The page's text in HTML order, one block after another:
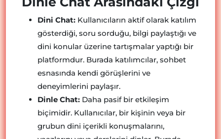
Dini Chat: Kullanıcıların aktif olarak katılım
gösterdiği, soru sorduğu, bilgi paylaştığı ve
dini konular üzerine tartışmalar yaptığı bir
platformdur. Burada katılımcılar, sohbet
esnasında kendi görüşlerini ve
deneyimlerini paylaşır.
Dinle Chat: Daha pasif bir etkileşim
biçimidir. Kullanıcılar, bir kişinin veya bir
grubun dini içerikli konuşmalarını,